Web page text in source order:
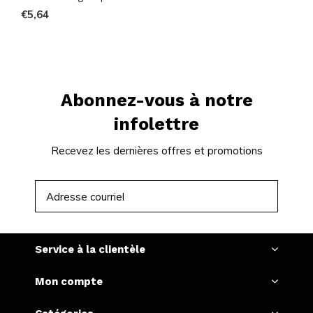
€5,64
Abonnez-vous à notre
infolettre
Recevez les dernières offres et promotions
Service à la clientèle
Mon compte